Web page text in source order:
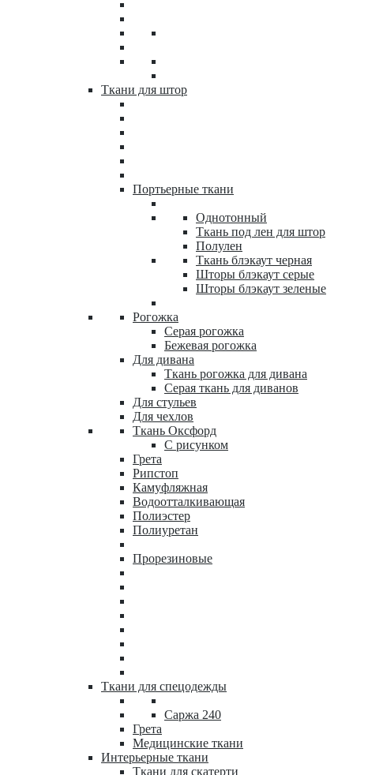
Ткани для штор
Портьерные ткани
Однотонный
Ткань под лен для штор
Полулен
Ткань блэкаут черная
Шторы блэкаут серые
Шторы блэкаут зеленые
Рогожка
Серая рогожка
Бежевая рогожка
Для дивана
Ткань рогожка для дивана
Серая ткань для диванов
Для стульев
Для чехлов
Ткань Оксфорд
С рисунком
Грета
Рипстоп
Камуфляжная
Водоотталкивающая
Полиэстер
Полиуретан
Прорезиновые
Ткани для спецодежды
Саржа 240
Грета
Медицинские ткани
Интерьерные ткани
Ткани для скатерти